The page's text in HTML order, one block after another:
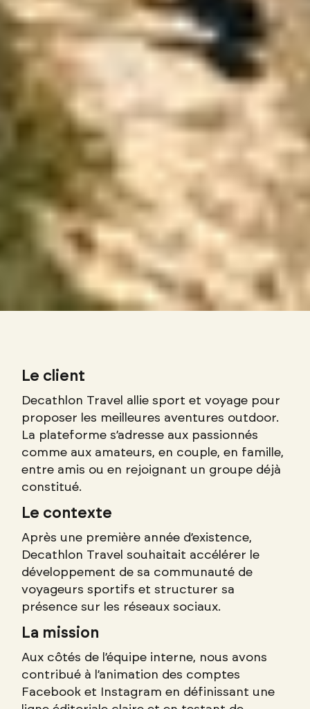
Le client
Decathlon Travel allie sport et voyage pour
proposer les meilleures aventures outdoor.
La plateforme s’adresse aux passionnés
comme aux amateurs, en couple, en famille,
entre amis ou en rejoignant un groupe déjà
constitué.
Le contexte
Après une première année d’existence,
Decathlon Travel souhaitait accélérer le
développement de sa communauté de
voyageurs sportifs et structurer sa
présence sur les réseaux sociaux.
La mission
Aux côtés de l’équipe interne, nous avons
contribué à l’animation des comptes
Facebook et Instagram en définissant une